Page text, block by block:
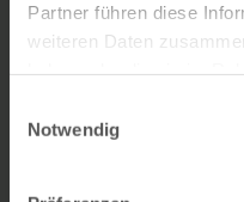
Partner führen diese
weiteren Daten
Notwendig